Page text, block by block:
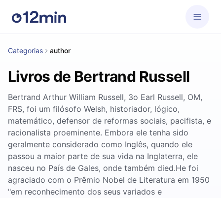
Categorias author
Livros de Bertrand Russell
Bertrand Arthur William Russell, 3o Earl Russell, OM,
FRS, foi um filósofo Welsh, historiador, lógico,
matemático, defensor de reformas sociais, pacifista, e
racionalista proeminente. Embora ele tenha sido
geralmente considerado como Inglês, quando ele
passou a maior parte de sua vida na Inglaterra, ele
nasceu no País de Gales, onde também died.He foi
agraciado com o Prêmio Nobel de Literatura em 1950
"em reconhecimento dos seus variados e